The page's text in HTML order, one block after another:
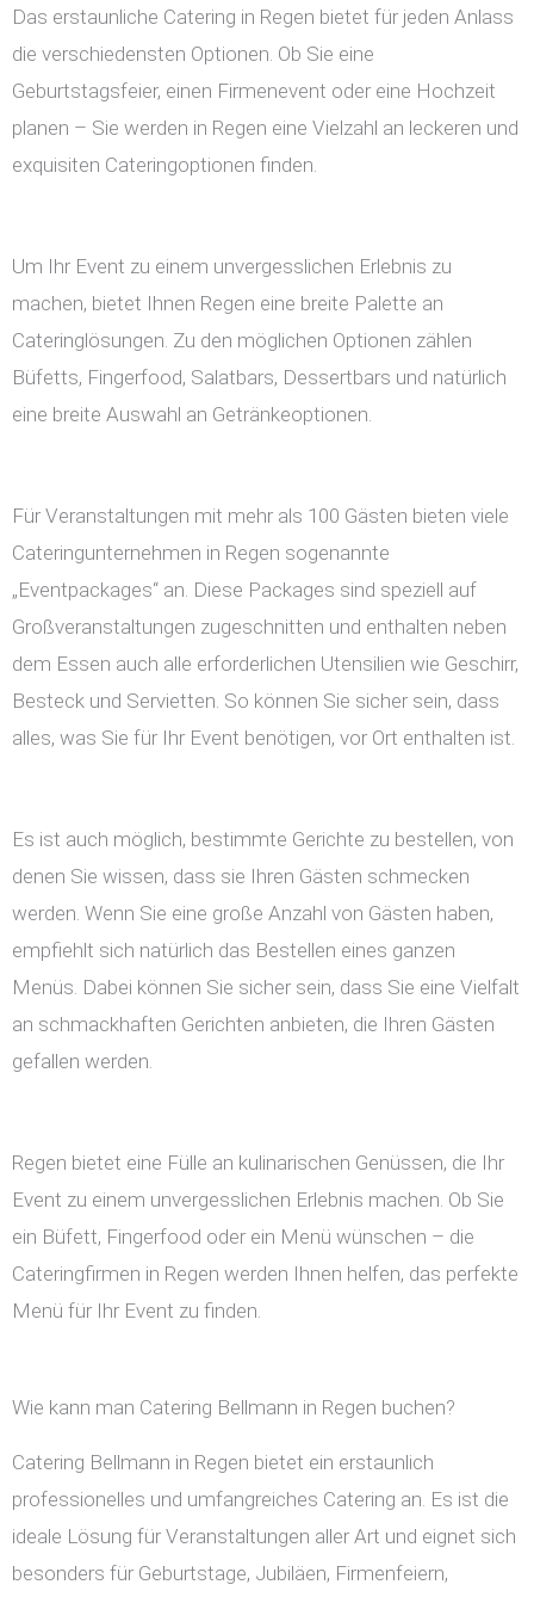
Das erstaunliche Catering in Regen bietet für jeden Anlass
die verschiedensten Optionen. Ob Sie eine
Geburtstagsfeier, einen Firmenevent oder eine Hochzeit
planen – Sie werden in Regen eine Vielzahl an leckeren und
exquisiten Cateringoptionen finden.
Um Ihr Event zu einem unvergesslichen Erlebnis zu
machen, bietet Ihnen Regen eine breite Palette an
Cateringlösungen. Zu den möglichen Optionen zählen
Büfetts, Fingerfood, Salatbars, Dessertbars und natürlich
eine breite Auswahl an Getränkeoptionen.
Für Veranstaltungen mit mehr als 100 Gästen bieten viele
Cateringunternehmen in Regen sogenannte
„Eventpackages“ an. Diese Packages sind speziell auf
Großveranstaltungen zugeschnitten und enthalten neben
dem Essen auch alle erforderlichen Utensilien wie Geschirr,
Besteck und Servietten. So können Sie sicher sein, dass
alles, was Sie für Ihr Event benötigen, vor Ort enthalten ist.
Es ist auch möglich, bestimmte Gerichte zu bestellen, von
denen Sie wissen, dass sie Ihren Gästen schmecken
werden. Wenn Sie eine große Anzahl von Gästen haben,
empfiehlt sich natürlich das Bestellen eines ganzen
Menüs. Dabei können Sie sicher sein, dass Sie eine Vielfalt
an schmackhaften Gerichten anbieten, die Ihren Gästen
gefallen werden.
Regen bietet eine Fülle an kulinarischen Genüssen, die Ihr
Event zu einem unvergesslichen Erlebnis machen. Ob Sie
ein Büfett, Fingerfood oder ein Menü wünschen – die
Cateringfirmen in Regen werden Ihnen helfen, das perfekte
Menü für Ihr Event zu finden.
Wie kann man Catering Bellmann in Regen buchen?
Catering Bellmann in Regen bietet ein erstaunlich
professionelles und umfangreiches Catering an. Es ist die
ideale Lösung für Veranstaltungen aller Art und eignet sich
besonders für Geburtstage, Jubiläen, Firmenfeiern,